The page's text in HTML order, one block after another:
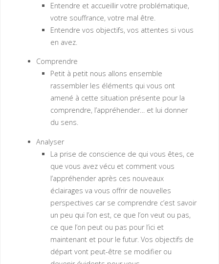
Entendre et accueillir votre problématique,
votre souffrance, votre mal être.
Entendre vos objectifs, vos attentes si vous
en avez.
Comprendre
Petit à petit nous allons ensemble
rassembler les éléments qui vous ont
amené à cette situation présente pour la
comprendre, l’appréhender… et lui donner
du sens.
Analyser
La prise de conscience de qui vous êtes, ce
que vous avez vécu et comment vous
l’appréhender après ces nouveaux
éclairages va vous offrir de nouvelles
perspectives car se comprendre c’est savoir
un peu qui l’on est, ce que l’on veut ou pas,
ce que l’on peut ou pas pour l’ici et
maintenant et pour le futur. Vos objectifs de
départ vont peut-être se modifier ou